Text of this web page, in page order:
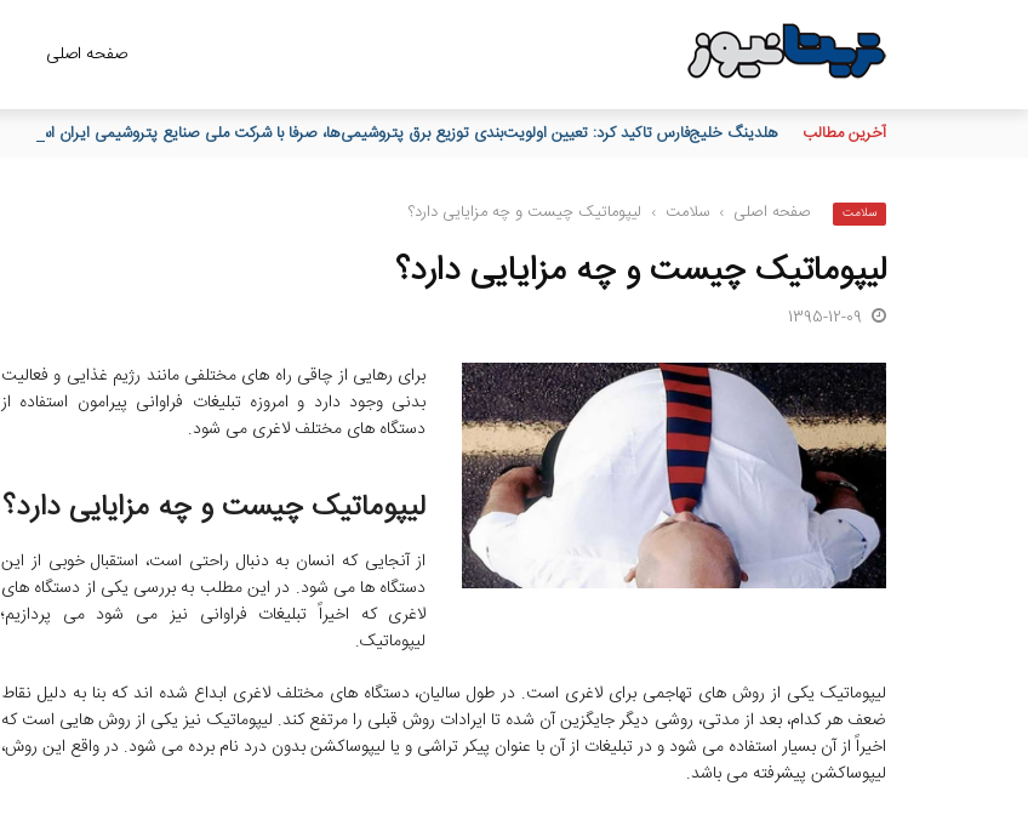
صفحه اصلی
آخرین مطالب هلدینگ خلیج‌فارس تاکید کرد: تعیین اولویت‌بندی توزیع برق پتروشیمی‌ها، صرفا با شرکت ملی صنایع پتروشیمی ایران است
سلامت صفحه اصلی › سلامت › لیپوماتیک چیست و چه مزایایی دارد؟
لیپوماتیک چیست و چه مزایایی دارد؟
1395-12-09
برای رهایی از چاقی راه های مختلفی مانند رژیم غذایی و فعالیت
بدنی وجود دارد و امروزه تبلیغات فراوانی پیرامون استفاده از
دستگاه های مختلف لاغری می شود.
لیپوماتیک چیست و چه مزایایی دارد؟
از آنجایی که انسان به دنبال راحتی است، استقبال خوبی از این
دستگاه ها می شود. در این مطلب به بررسی یکی از دستگاه های
لاغری که اخیراً تبلیغات فراوانی نیز می شود می پردازیم؛
لیپوماتیک.
لیپوماتیک یکی از روش های تهاجمی برای لاغری است. در طول سالیان، دستگاه های مختلف لاغری ابداع شده اند که بنا به دلیل نقاط
ضعف هر کدام، بعد از مدتی، روشی دیگر جایگزین آن شده تا ایرادات روش قبلی را مرتفع کند. لیپوماتیک نیز یکی از روش هایی است که
اخیراً از آن بسیار استفاده می شود و در تبلیغات از آن با عنوان پیکر تراشی و یا لیپوساکشن بدون درد نام برده می شود. در واقع این روش،
لیپوساکشن پیشرفته می باشد.